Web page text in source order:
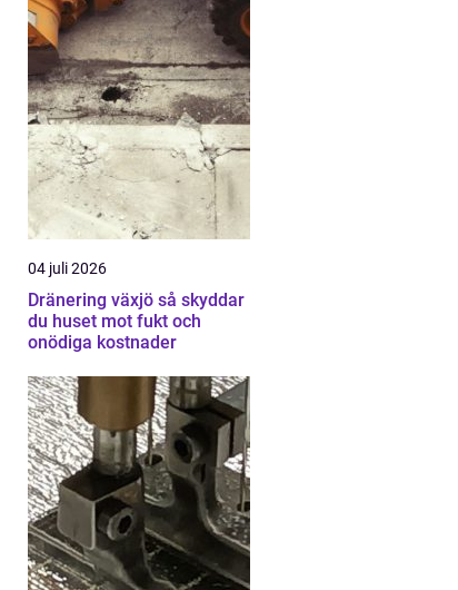
04 juli 2026
Dränering växjö så skyddar
du huset mot fukt och
onödiga kostnader